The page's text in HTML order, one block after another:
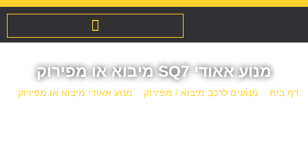
מנוע אאודי SQ7 מיבוא או מפירוק
דף בית מנועים לרכב מיבוא / מפירוק מנוע אאודי מיבוא או מפירוק